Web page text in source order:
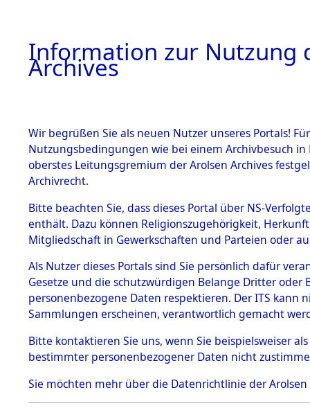
BESTÄNDE
1.
mente
5. Verschiedenes
5.3
Todesmärsche
5.3.1 Alliierte
Erhebungen
zu
Todesmärsch
en
5.3.2
0001
Information zur Nutzung
Archives
Wir begrüßen Sie als neuen Nutzer unseres Portals!
Nutzungsbedingungen wie bei einem Archivbesuch
oberstes Leitungsgremium der Arolsen Archives
Archivrecht.
Bitte beachten Sie, dass dieses Portal über NS-
enthält. Dazu können Religionszugehörigkeit,
Mitgliedschaft in Gewerkschaften und Parteien oder
Als Nutzer dieses Portals sind Sie persönlich dafür
Gesetze und die schutzwürdigen Belange Dritter
personenbezogene Daten respektieren. Der ITS
Sammlungen erscheinen, verantwortlich gemacht
Bitte kontaktieren Sie uns, wenn Sie beispielsweiser
bestimmter personenbezogener Daten nicht
Sie möchten mehr über die Datenrichtlinie der Arolsen